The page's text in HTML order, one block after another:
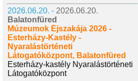
2026.06.20. - 2026.06.20.
Balatonfüred
Múzeumok Éjszakája 2026 -
Esterházy-Kastély -
Nyaralástörténeti
Látogatóközpont, Balatonfüred
Esterházy-kastély Nyaralástörténeti
Látogatóközpont